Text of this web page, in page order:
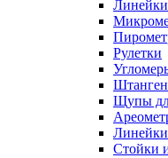
Линейки
Рулетки
Щупы
Стойки